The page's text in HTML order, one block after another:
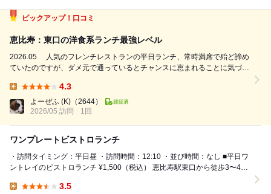
ピックアップ！口コミ
恵比寿：東口の洋食系ランチ最強レベル
2026.05 人気のフレンチレストランの平日ランチ、常時満席で殆ど諦め
ていたのですが、ダメ元で通っているとチャンスに恵まれることに気づき
１は、豚ロースのグリルを主菜にしたワンプレート。 主菜皿には肉の
奥にジャ...
4.3
よーぜふ (K) （2644）
2026/05 訪問
1回
ワンプレートビストロランチ
・訪問タイミング：平日昼 ・訪問時間：12:10 ・並び時間：なし ■平日ワ
ントレイのビストロランチ ¥1,500（税込） 恵比寿駅東口から徒歩3〜4分
3.5